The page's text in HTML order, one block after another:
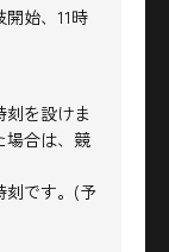
始、11時
を設けま
場合は、競
刻です。(予